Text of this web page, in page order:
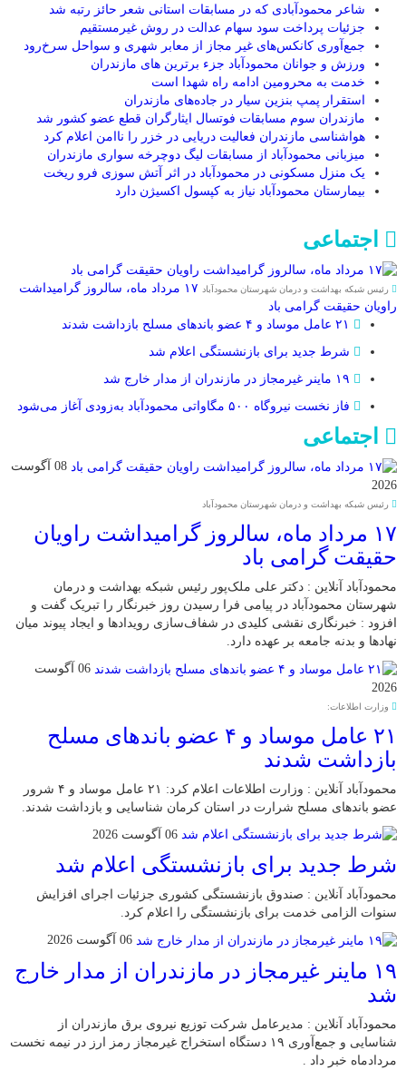
شاعر محمودآبادی که در مسابقات استانی شعر حائز رتبه شد
جزئیات پرداخت سود سهام عدالت در روش غیرمستقیم
جمع‌آوری کانکس‌های غیر مجاز از معابر شهری و سواحل سرخ‌رود
ورزش و جوانان محمودآباد جزء برترین های مازندران
خدمت به محرومین ادامه راه شهدا است
استقرار پمپ بنزین سیار در جاده‌های مازندران
مازندران سوم مسابقات فوتسال ایثارگران قطع عضو کشور شد
هواشناسی مازندران فعالیت دریایی در خزر را ناامن اعلام کرد
میزبانی محمودآباد از مسابقات لیگ دوچرخه‌ سواری مازندران
یک منزل مسکونی در محمودآباد در اثر آتش سوزی فرو ریخت
بیمارستان محمودآباد نیاز به کپسول اکسیژن دارد
اجتماعی
رئیس شبکه بهداشت و درمان شهرستان محمودآباد
۱۷ مرداد ماه، سالروز گرامیداشت
راویان حقیقت گرامی باد
شرط جدید برای بازنشستگی اعلام شد
فاز نخست نیروگاه ۵۰۰ مگاواتی محمودآباد به‌زودی آغاز می‌شود
اجتماعی
08 آگوست
2026
رئیس شبکه بهداشت و درمان شهرستان محمودآباد
۱۷ مرداد ماه، سالروز گرامیداشت راویان
حقیقت گرامی باد
محمودآباد آنلاین : دکتر علی ملک‌پور رئیس شبکه بهداشت و درمان
شهرستان محمودآباد در پیامی فرا رسیدن روز خبرنگار را تبریک گفت و
افزود : خبرنگاری نقشی کلیدی در شفاف‌سازی رویدادها و ایجاد پیوند میان
نهادها و بدنه جامعه بر عهده دارد.
06 آگوست
2026
وزارت اطلاعات:
۲۱ عامل موساد و ۴ عضو باند‌های مسلح
بازداشت شدند
محمودآباد آنلاین : وزارت اطلاعات اعلام کرد: ۲۱ عامل موساد و ۴ شرور
عضو باند‌های مسلح شرارت در استان کرمان شناسایی و بازداشت شدند.
06 آگوست 2026
شرط جدید برای بازنشستگی اعلام شد
محمودآباد آنلاین : صندوق بازنشستگی کشوری جزئیات اجرای افزایش
سنوات الزامی خدمت برای بازنشستگی را اعلام کرد.
06 آگوست 2026
۱۹ ماینر غیرمجاز در مازندران از مدار خارج
شد
محمودآباد آنلاین : مدیرعامل شرکت توزیع نیروی برق مازندران از
شناسایی و جمع‌آوری ۱۹ دستگاه استخراج غیرمجاز رمز ارز در نیمه نخست
مردادماه خبر داد .